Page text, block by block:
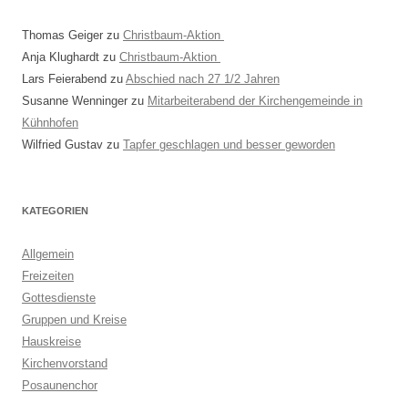
Thomas Geiger zu Christbaum-Aktion
Anja Klughardt zu Christbaum-Aktion
Lars Feierabend zu Abschied nach 27 1/2 Jahren
Susanne Wenninger zu Mitarbeiterabend der Kirchengemeinde in
Kühnhofen
Wilfried Gustav zu Tapfer geschlagen und besser geworden
KATEGORIEN
Allgemein
Freizeiten
Gottesdienste
Gruppen und Kreise
Hauskreise
Kirchenvorstand
Posaunenchor